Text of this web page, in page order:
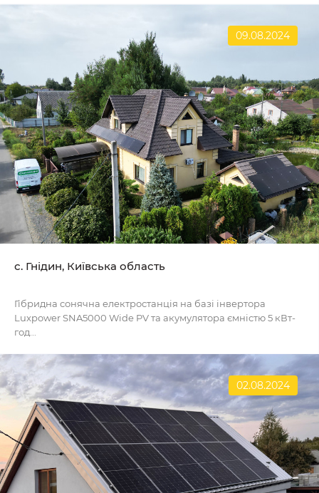
09.08.2024
с. Гнідин, Київська область
Гібридна сонячна електростанція на базі інвертора
Luxpower SNA5000 Wide PV та акумулятора ємністю 5 кВт-
год...
02.08.2024